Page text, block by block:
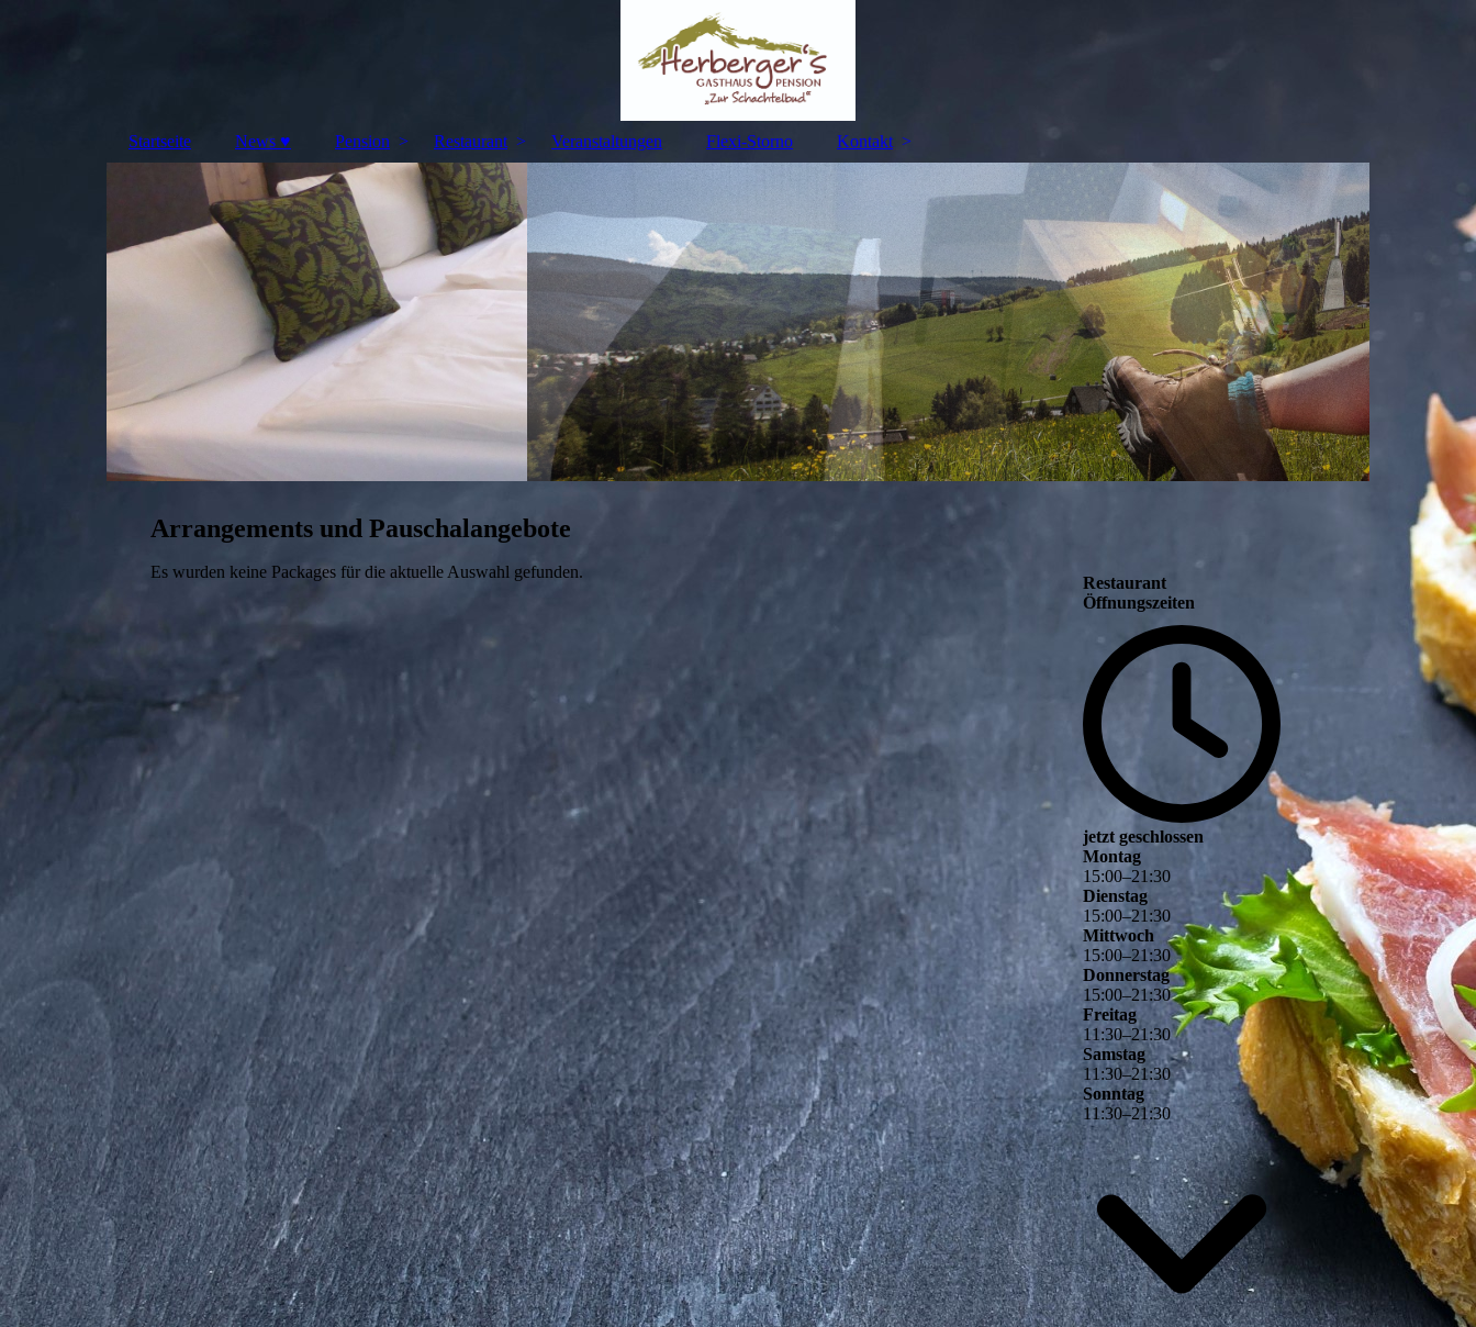
Startseite News ♥ Pension Restaurant Veranstaltungen Flexi-Storno Kontakt
Arrangements und Pauschalangebote
Restaurant
Öffnungszeiten
jetzt geschlossen
Montag
15:00–21 :30
Dienstag
15:00–21 :30
Mittwoch
15:00–21:30
Donnerstag
15:00–21:30
Freitag
11 :30–21 :30
Samstag
11 :30–21:30
Sonntag
11 :30–21:30